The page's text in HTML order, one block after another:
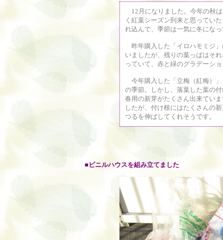
12月になりました。今年の秋
く紅葉シーズン到来と思ってい
れ込んで、季節は一気に冬にな
昨年購入した「イロハモミジ
いましたが、残りの葉っぱはそ
っていて、赤と緑のグラデーシ
今年購入した「立梅（紅梅）
の季節。しかし、落葉した葉の
春用の新芽がたくさん出来てい
したが、付け根にはたくさんの
つるを伸ばしてくれそうです。
■ビニルハウスを組み立てました